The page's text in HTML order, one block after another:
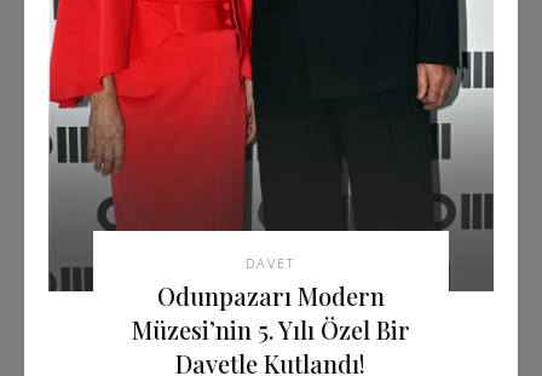
DAVET
Odunpazarı Modern
Müzesi’nin 5. Yılı Özel Bir
Davetle Kutlandı!